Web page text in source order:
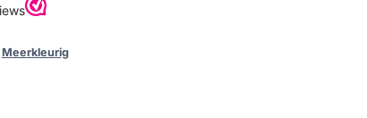
Meerkleurig